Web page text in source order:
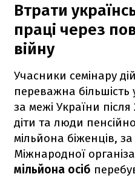
Втрати
праці через
війну
Учасники семінару
переважна більшість
за межі України
діти та люди
мільйона біженців,
Міжнародної
мільйона осіб